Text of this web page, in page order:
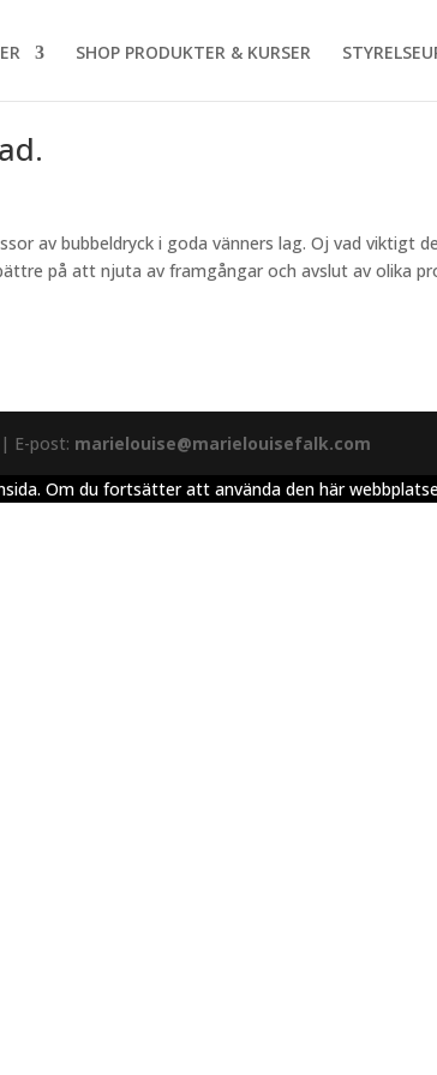
SHOP PRODUKTER & KURSER
av bubbeldryck i goda vänners lag. Oj vad viktigt
på att njuta av framgångar och avslut av olika
E-post: marielouise@marielouisefalk.com
Om du fortsätter att använda den här